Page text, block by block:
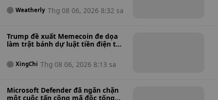
thanh toán xuyên biên giới nhanh
hơn.Weatherly Thg 08 06, 2026 8:32 sa
Trump đề xuất Memecoin đe dọa
làm trật bánh dự luật tiền điện tử
XingChi Thg 08 06, 2026 8:13 sa
Microsoft Defender đã ngăn chặn
một cuộc tấn công mã độc tống